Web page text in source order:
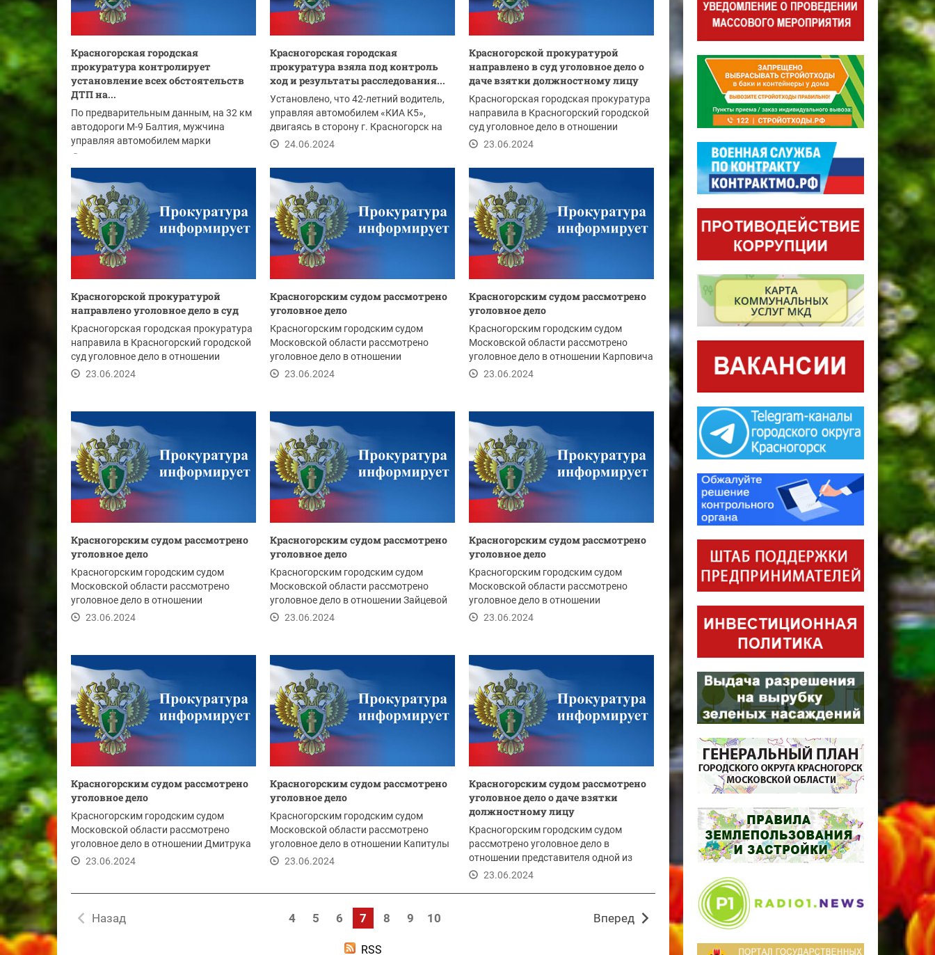
Красногорская городская
прокуратура контролирует
установление всех обстоятельств
ДТП на...
По предварительным данным, на 32 км
автодороги М-9 Балтия, мужчина
управляя автомобилем марки
Фольксваген совершил...
Красногорская городская
прокуратура взяла под контроль
ход и результаты расследования...
Установлено, что 42-летний водитель,
управляя автомобилем «КИА К5»,
двигаясь в сторону г. Красногорск на
20 км...
24.06.2024
Красногорской прокуратурой
направлено в суд уголовное дело о
даче взятки должностному лицу
Красногорская городская прокуратура
направила в Красногорский городской
суд уголовное дело в отношении
представителя...
23.06.2024
Красногорской прокуратурой
направлено уголовное дело в суд
Красногорская городская прокуратура
направила в Красногорский городской
суд уголовное дело в отношении
должностного...
23.06.2024
Красногорским судом рассмотрено
уголовное дело
Красногорским городским судом
Московской области рассмотрено
уголовное дело в отношении
Агадецкого В., обвиняемого в...
23.06.2024
Красногорским судом рассмотрено
уголовное дело
Красногорским городским судом
Московской области рассмотрено
уголовное дело в отношении Карповича
Д., обвиняемого в...
23.06.2024
Красногорским судом рассмотрено
уголовное дело
Красногорским городским судом
Московской области рассмотрено
уголовное дело в отношении
Герасимова Р., обвиняемого в...
23.06.2024
Красногорским судом рассмотрено
уголовное дело
Красногорским городским судом
Московской области рассмотрено
уголовное дело в отношении Зайцевой
А., обвиняемой в...
23.06.2024
Красногорским судом рассмотрено
уголовное дело
Красногорским городским судом
Московской области рассмотрено
уголовное дело в отношении
Савостиной Е., обвиняемой в...
23.06.2024
Красногорским судом рассмотрено
уголовное дело
Красногорским городским судом
Московской области рассмотрено
уголовное дело в отношении Дмитрука
Н., обвиняемого в...
23.06.2024
Красногорским судом рассмотрено
уголовное дело
Красногорским городским судом
Московской области рассмотрено
уголовное дело в отношении Капитулы
Н., обвиняемого в...
23.06.2024
Красногорским судом рассмотрено
уголовное дело о даче взятки
должностному лицу
Красногорским городским судом
рассмотрено уголовное дело в
отношении представителя одной из
местных управляющих...
23.06.2024
4 5 6 7 8 9 10
Назад Вперед
RSS